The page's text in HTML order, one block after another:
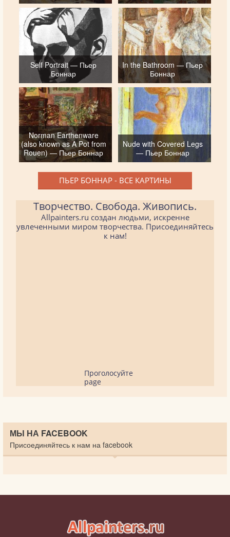
Self Portrait — Пьер
Боннар
In the Bathroom — Пьер
Боннар
Norman Earthenware
(also known as A Pot from
Rouen) — Пьер Боннар
Nude with Covered Legs
— Пьер Боннар
ПЬЕР БОННАР - ВСЕ КАРТИНЫ
Творчество. Свобода. Живопись.
Allpainters.ru создан людьми, искренне
увлеченными миром творчества. Присоединяйтесь
к нам!
Проголосуйте
page
МЫ НА FACEBOOK
Присоединяйтесь к нам на facebook